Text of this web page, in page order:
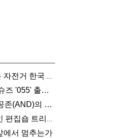
한국 총판으…
즈 '055' 출…
존(AND)의 …
트리플스트…
에서 멈추는가